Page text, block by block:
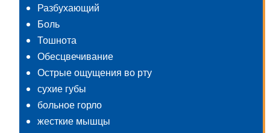
Разбухающий
Боль
Тошнота
Обесцвечивание
Острые ощущения во рту
сухие губы
больное горло
жесткие мышцы